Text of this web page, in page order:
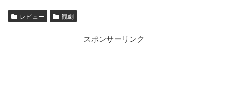
レビュー 観劇
スポンサーリンク